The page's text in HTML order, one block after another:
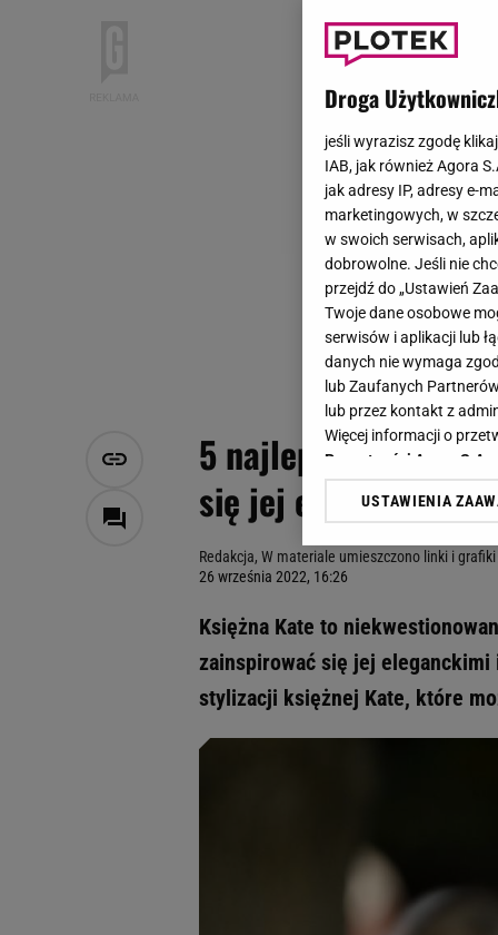
5 najlepszych
się jej eleganckim
Redakcja, W materiale umieszczono linki i
26 września 2022, 16:26
Księżna Kate to
zainspirować się jej eleganckimi
stylizacji księżnej Kate, które
Droga
jeśli wyrazisz zgodę
IAB, jak również Agora
jak adresy IP, adresy e-
marketingowych, w
w swoich serwisach,
dobrowolne. Jeśli nie
przejdź do „Ustawień
Twoje dane osobowe
serwisów i aplikacji lub
danych nie wymaga
lub Zaufanych
lub przez kontakt z
Więcej informacji o
Prywatności Agora S.A.
Klikając „Akceptuję”
dotyczące plików
odnośnik „Ustawienia
My, nasi Zaufani
Użycie dokładnych
Przechowywanie
USTAWIENIA